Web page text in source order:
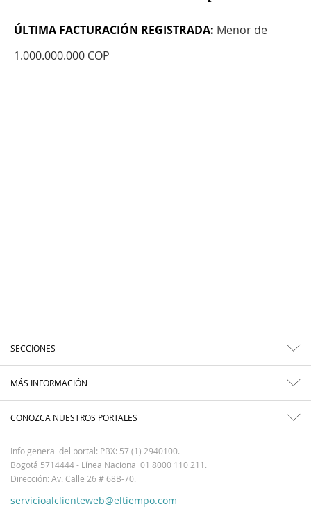
ÚLTIMA FACTURACIÓN REGISTRADA: Menor de
1.000.000.000 COP
SECCIONES
MÁS INFORMACIÓN
CONOZCA NUESTROS PORTALES
Info general del portal: PBX: 57 (1) 2940100.
Bogotá 5714444 - Línea Nacional 01 8000 110 211.
Dirección: Av. Calle 26 # 68B-70.
servicioalclienteweb@eltiempo.com